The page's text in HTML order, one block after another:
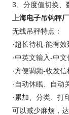
3、分度值切换、
上海电子吊钩秤
无线吊秤特点：
·超长待机-能有
·中英文输入-中
·方便调频-收发
·自动休眠、自动
·累加、分类、打
可以减少麻烦，